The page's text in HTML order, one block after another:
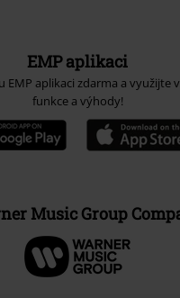
EMP aplikaci
EMP aplikaci zdarma a využijte
funkce a výhody!
Music Group